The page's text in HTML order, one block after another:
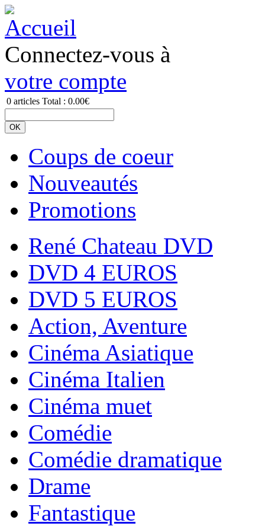
Connectez-vous à
votre compte
0 articles Total : 0.00€
Coups de coeur
Nouveautés
Promotions
René Chateau DVD
DVD 4 EUROS
DVD 5 EUROS
Action, Aventure
Cinéma Asiatique
Cinéma Italien
Cinéma muet
Comédie
Comédie dramatique
Drame
Fantastique